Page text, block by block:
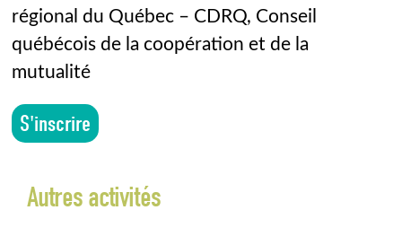
régional du Québec – CDRQ, Conseil
québécois de la coopération et de la
mutualité
S'inscrire
Autres activités